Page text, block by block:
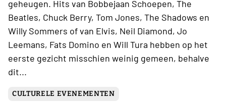
geheugen. Hits van Bobbejaan Schoepen, The
Beatles, Chuck Berry, Tom Jones, The Shadows en
Willy Sommers of van Elvis, Neil Diamond, Jo
Leemans, Fats Domino en Will Tura hebben op het
eerste gezicht misschien weinig gemeen, behalve
dit...
CULTURELE EVENEMENTEN